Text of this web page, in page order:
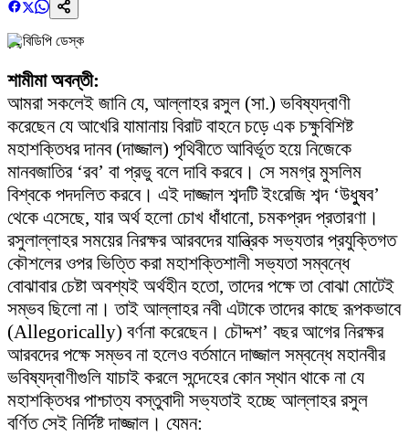
বিডিপি ডেস্ক
শামীমা অবন্তী:
আমরা সকলেই জানি যে, আল্লাহর রসুল (সা.) ভবিষ্যদ্বাণী
করেছেন যে আখেরি যামানায় বিরাট বাহনে চড়ে এক চক্ষুবিশিষ্ট
মহাশক্তিধর দানব (দাজ্জাল) পৃথিবীতে আবির্ভূত হয়ে নিজেকে
মানবজাতির ‘রব’ বা প্রভু বলে দাবি করবে। সে সমগ্র মুসলিম
বিশ্বকে পদদলিত করবে। এই দাজ্জাল শব্দটি ইংরেজি শব্দ ‘উধুুষব’
থেকে এসেছে, যার অর্থ হলো চোখ ধাঁধানো, চমকপ্রদ প্রতারণা।
রসুলাল্লাহর সময়ের নিরক্ষর আরবদের যান্ত্রিক সভ্যতার প্রযুক্তিগত
কৌশলের ওপর ভিত্তি করা মহাশক্তিশালী সভ্যতা সম্বন্ধে
বোঝাবার চেষ্টা অবশ্যই অর্থহীন হতো, তাদের পক্ষে তা বোঝা মোটেই
সম্ভব ছিলো না। তাই আল্লাহর নবী এটাকে তাদের কাছে রূপকভাবে
(Allegorically) বর্ণনা করেছেন। চৌদ্দশ’ বছর আগের নিরক্ষর
আরবদের পক্ষে সম্ভব না হলেও বর্তমানে দাজ্জাল সম্বন্ধে মহানবীর
ভবিষ্যদ্বাণীগুলি যাচাই করলে সন্দেহের কোন স্থান থাকে না যে
মহাশক্তিধর পাশ্চাত্য বস্তুবাদী সভ্যতাই হচ্ছে আল্লাহর রসুল
বর্ণিত সেই নির্দিষ্ট দাজ্জাল। যেমন: